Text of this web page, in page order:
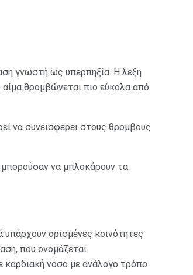
γνωστή ως υπερπηξία. Η λέξη
αίμα θρομβώνεται πιο εύκολα από
να συνεισφέρει στους θρόμβους
μπορούσαν να μπλοκάρουν τα
υπάρχουν ορισμένες κοινότητες
που ονομάζεται
καρδιακή νόσο με ανάλογο τρόπο.